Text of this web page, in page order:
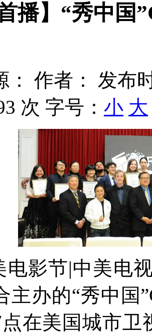
首播】“秀中
作者：
发布
次 字号： 小 大
电影节|中美电
主办的“秀中国
点在美国城市